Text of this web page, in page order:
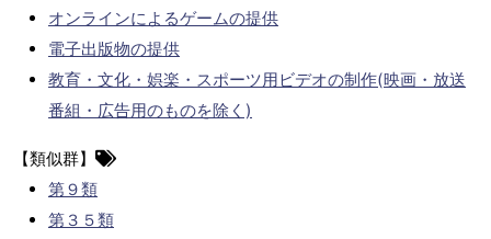
オンラインによるゲームの提供
電子出版物の提供
教育・文化・娯楽・スポーツ用ビデオの制作(映画・放送
番組・広告用のものを除く)
【類似群】
第９類
第３５類